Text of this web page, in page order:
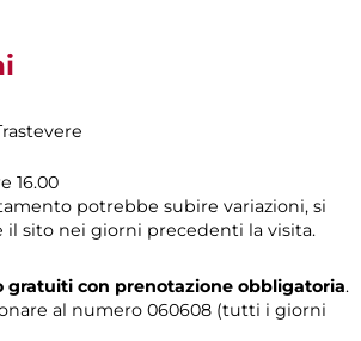
16.00
potrebbe subire variazioni, si
il sito nei giorni precedenti la visita.
gratuiti con prenotazione obbligatoria.
al numero 060608 (tutti i giorni